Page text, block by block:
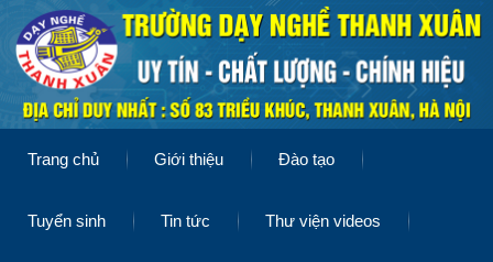
Trang chủ Giới thiệu Đào tạo
Tuyển sinh Tin tức Thư viện videos